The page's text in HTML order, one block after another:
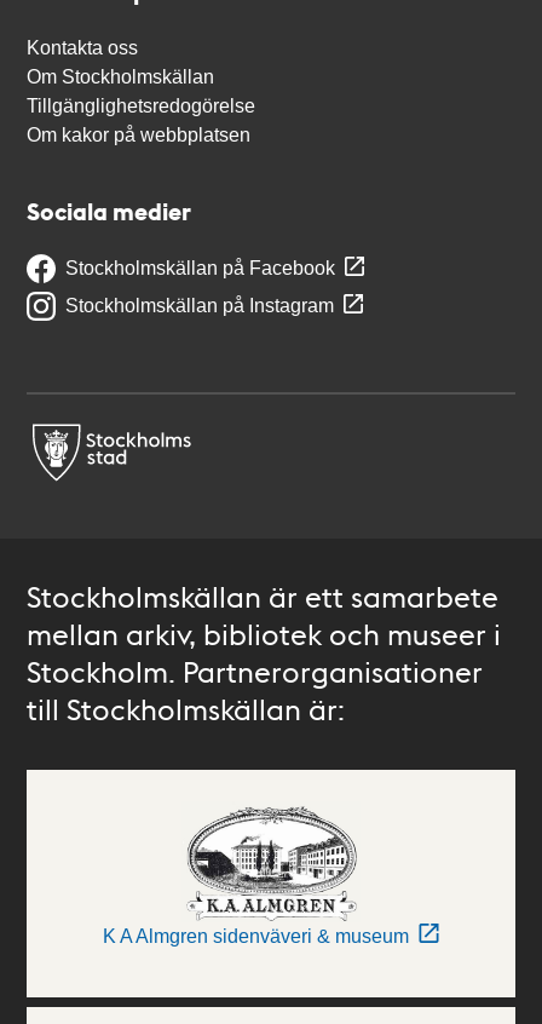
Kontakta oss
Om Stockholmskällan
Tillgänglighetsredogörelse
Om kakor på webbplatsen
Sociala medier
Stockholmskällan på Facebook
Stockholmskällan på Instagram
Stockholmskällan är ett samarbete
mellan arkiv, bibliotek och museer i
Stockholm. Partnerorganisationer
till Stockholmskällan är:
K A Almgren sidenväveri & museum